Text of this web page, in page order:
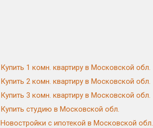
Купить 1 комн. квартиру в Московской обл.
Купить 2 комн. квартиру в Московской обл.
Купить 3 комн. квартиру в Московской обл.
Купить студию в Московской обл.
Новостройки с ипотекой в Московской обл.